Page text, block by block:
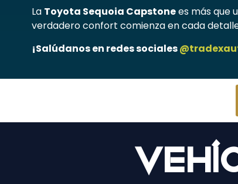
La Toyota Sequoia Capstonees más que
verdadero confort comienza en cada
¡Salúdanos en redes sociales